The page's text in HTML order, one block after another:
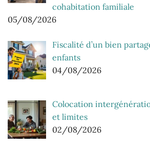
cohabitation familiale
05/08/2026
Fiscalité d’un bien
enfants
04/08/2026
Colocation
et limites
02/08/2026